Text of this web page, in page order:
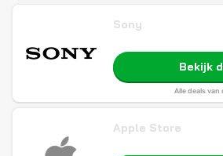
Sony
Bekijk
Alle deals van
Apple Store